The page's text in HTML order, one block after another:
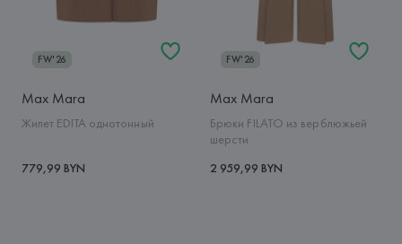
FW'26
Max Mara
Жилет EDITA однотонный
779,99 BYN
FW'26
Max Mara
Брюки FILATO из верблюжьей
шерсти
2 959,99 BYN